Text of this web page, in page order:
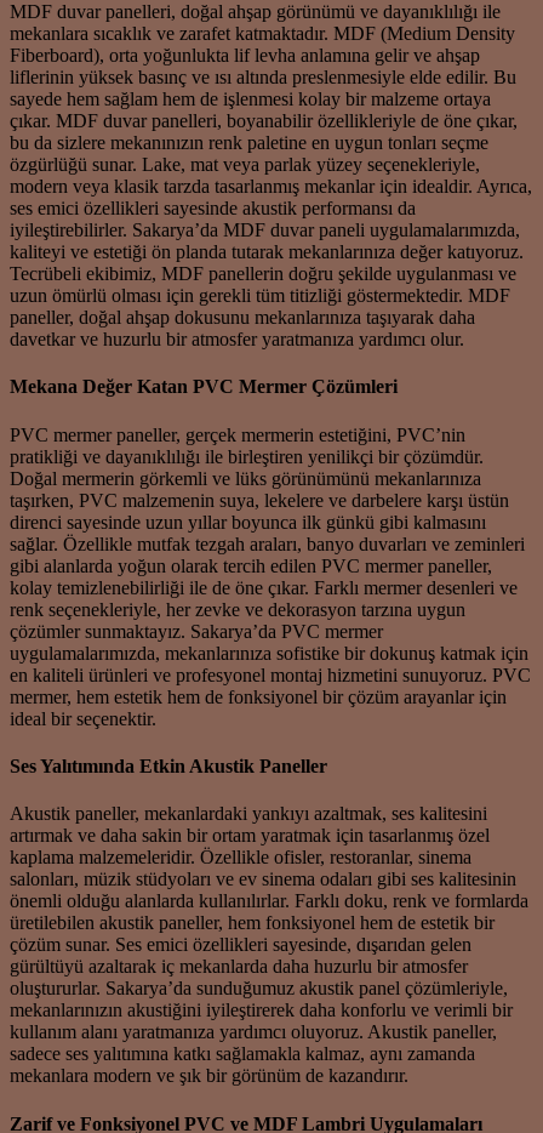
MDF duvar panelleri, doğal ahşap görünümü ve dayanıklılığı ile
mekanlara sıcaklık ve zarafet katmaktadır. MDF (Medium Density
Fiberboard), orta yoğunlukta lif levha anlamına gelir ve ahşap
liflerinin yüksek basınç ve ısı altında preslenmesiyle elde edilir. Bu
sayede hem sağlam hem de işlenmesi kolay bir malzeme ortaya
çıkar. MDF duvar panelleri, boyanabilir özellikleriyle de öne çıkar,
bu da sizlere mekanınızın renk paletine en uygun tonları seçme
özgürlüğü sunar. Lake, mat veya parlak yüzey seçenekleriyle,
modern veya klasik tarzda tasarlanmış mekanlar için idealdir. Ayrıca,
ses emici özellikleri sayesinde akustik performansı da
iyileştirebilirler. Sakarya’da MDF duvar paneli uygulamalarımızda,
kaliteyi ve estetiği ön planda tutarak mekanlarınıza değer katıyoruz.
Tecrübeli ekibimiz, MDF panellerin doğru şekilde uygulanması ve
uzun ömürlü olması için gerekli tüm titizliği göstermektedir. MDF
paneller, doğal ahşap dokusunu mekanlarınıza taşıyarak daha
davetkar ve huzurlu bir atmosfer yaratmanıza yardımcı olur.
Mekana Değer Katan PVC Mermer Çözümleri
PVC mermer paneller, gerçek mermerin estetiğini, PVC’nin
pratikliği ve dayanıklılığı ile birleştiren yenilikçi bir çözümdür.
Doğal mermerin görkemli ve lüks görünümünü mekanlarınıza
taşırken, PVC malzemenin suya, lekelere ve darbelere karşı üstün
direnci sayesinde uzun yıllar boyunca ilk günkü gibi kalmasını
sağlar. Özellikle mutfak tezgah araları, banyo duvarları ve zeminleri
gibi alanlarda yoğun olarak tercih edilen PVC mermer paneller,
kolay temizlenebilirliği ile de öne çıkar. Farklı mermer desenleri ve
renk seçenekleriyle, her zevke ve dekorasyon tarzına uygun
çözümler sunmaktayız. Sakarya’da PVC mermer
uygulamalarımızda, mekanlarınıza sofistike bir dokunuş katmak için
en kaliteli ürünleri ve profesyonel montaj hizmetini sunuyoruz. PVC
mermer, hem estetik hem de fonksiyonel bir çözüm arayanlar için
ideal bir seçenektir.
Ses Yalıtımında Etkin Akustik Paneller
Akustik paneller, mekanlardaki yankıyı azaltmak, ses kalitesini
artırmak ve daha sakin bir ortam yaratmak için tasarlanmış özel
kaplama malzemeleridir. Özellikle ofisler, restoranlar, sinema
salonları, müzik stüdyoları ve ev sinema odaları gibi ses kalitesinin
önemli olduğu alanlarda kullanılırlar. Farklı doku, renk ve formlarda
üretilebilen akustik paneller, hem fonksiyonel hem de estetik bir
çözüm sunar. Ses emici özellikleri sayesinde, dışarıdan gelen
gürültüyü azaltarak iç mekanlarda daha huzurlu bir atmosfer
oluştururlar. Sakarya’da sunduğumuz akustik panel çözümleriyle,
mekanlarınızın akustiğini iyileştirerek daha konforlu ve verimli bir
kullanım alanı yaratmanıza yardımcı oluyoruz. Akustik paneller,
sadece ses yalıtımına katkı sağlamakla kalmaz, aynı zamanda
mekanlara modern ve şık bir görünüm de kazandırır.
Zarif ve Fonksiyonel PVC ve MDF Lambri Uygulamaları